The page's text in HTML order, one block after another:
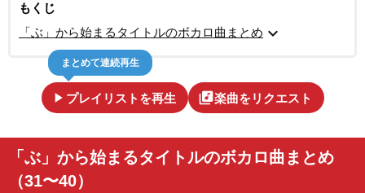
もくじ
「ぶ」から始まるタイトルのボカロ曲まとめ expand_more
play_arrow プレイリストを再生
まとめて連続再生
library_music楽曲をリクエスト
「ぶ」から始まるタイトルのボカロ曲まとめ
（31〜40）